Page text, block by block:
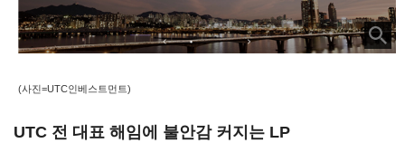
(사진=UTC인베스트먼트)
UTC 전 대표 해임에 불안감 커지는 LP